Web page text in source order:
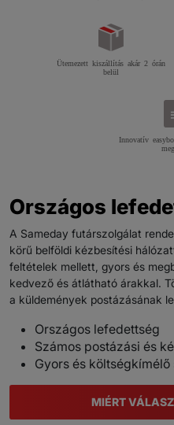
Ütemezett kiszállítás akár 2 órán
belül
Innovatív
Országos
A Sameday futárszolgálat
körű belföldi kézbesítési
feltételek mellett, gyors és
kedvező és átlátható árakkal.
a küldemények postázásának
Országos lefedettség
Számos postázási és
Gyors és
MIÉRT